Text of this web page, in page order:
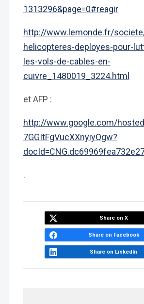
1313296&page=0#reagir
http://www.lemonde.fr/
helicopteres-deployes-pour-
les-vols-de-cables-en-
cuivre_1480019_3224.html
et AFP :
http://www.google.com/
7GGItFgVucXXnyiyOgw?
.
Share on X
Share on Facebook
Share on LinkedIn